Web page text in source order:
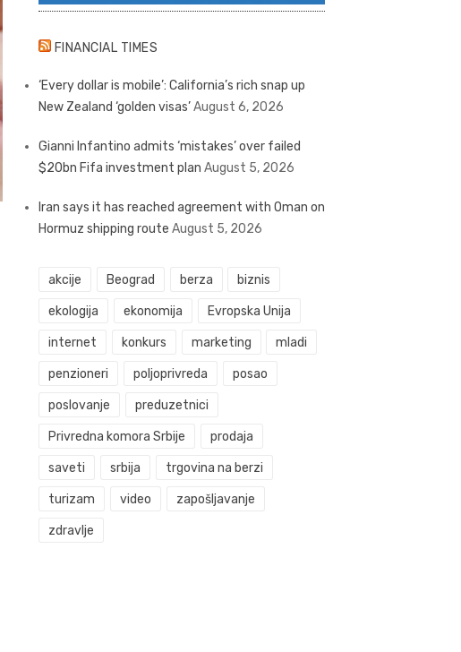
FINANCIAL TIMES
‘Every dollar is mobile’: California’s rich snap up
New Zealand ‘golden visas’August 6, 2026
Gianni Infantino admits ‘mistakes’ over failed
$20bn Fifa investment plan August 5, 2026
Iran says it has reached agreement with Oman on
Hormuz shipping route August 5, 2026
akcije Beograd berza biznis
ekologija ekonomija Evropska Unija
internet konkurs marketing mladi
penzioneri poljoprivreda posao
poslovanje preduzetnici
Privredna komora Srbije prodaja
saveti srbija trgovina na berzi
turizam video zapošljavanje
zdravlje